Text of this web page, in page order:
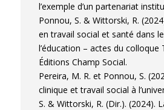
l’exemple d’un partenariat
Ponnou, S. & Wittorski, R.
en travail social et santé dans
l’éducation – actes du colloque
Éditions Champ Social.
Pereira, M. R. et Ponnou, S.
clinique et travail social à
S. & Wittorski, R. (Dir.). (2024).